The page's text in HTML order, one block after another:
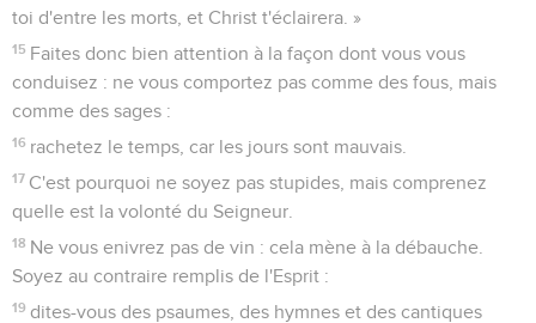
toi d'entre les morts, et Christ t'éclairera. »
15 Faites donc bien attention à la façon dont vous vous
conduisez : ne vous comportez pas comme des fous, mais
comme des sages :
16 rachetez le temps, car les jours sont mauvais.
17 C'est pourquoi ne soyez pas stupides, mais comprenez
quelle est la volonté du Seigneur.
18 Ne vous enivrez pas de vin : cela mène à la débauche.
Soyez au contraire remplis de l'Esprit :
19 dites-vous des psaumes, des hymnes et des cantiques